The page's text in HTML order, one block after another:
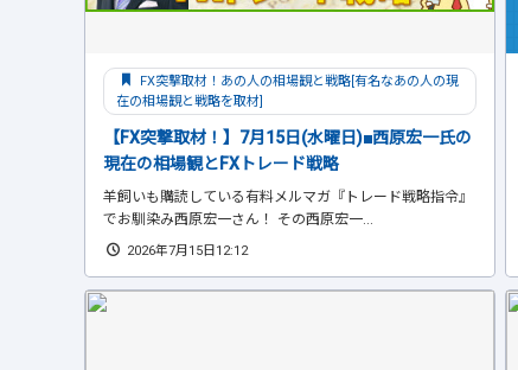
FX突撃取材！あの人の相場観と戦略[有名なあの人の現
在の相場観と戦略を取材]
【FX突撃取材！】7月15日(水曜日)■西原宏一氏の
現在の相場観とFXトレード戦略
羊飼いも購読している有料メルマガ『トレード戦略指令』
でお馴染み西原宏一さん！ その西原宏一...
2026年7月15日12:12